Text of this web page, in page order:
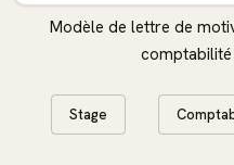
Modèle de lettre de
Stage